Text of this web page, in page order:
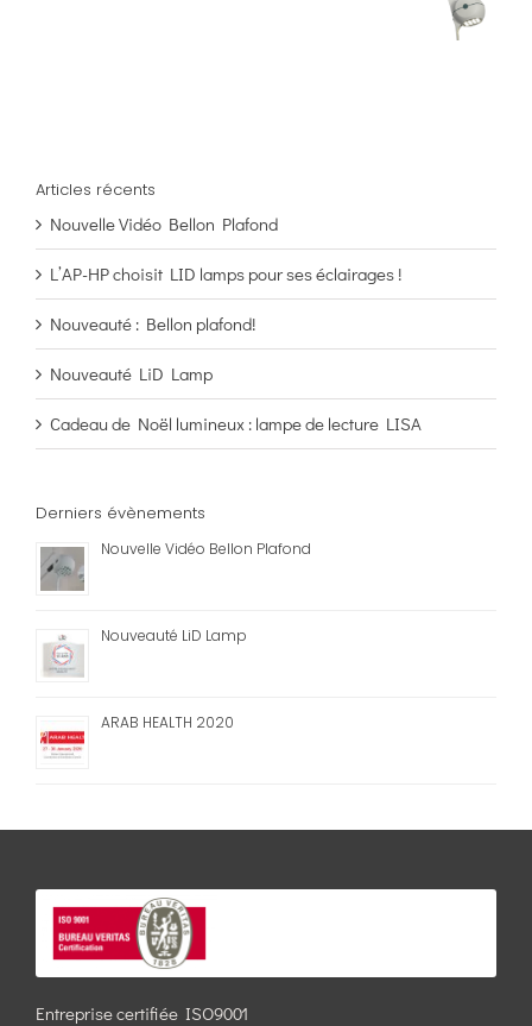
Articles récents
Nouvelle Vidéo Bellon Plafond
L’AP-HP choisit LID lamps pour ses éclairages !
Nouveauté : Bellon plafond!
Nouveauté LiD Lamp
Cadeau de Noël lumineux : lampe de lecture LISA
Derniers évènements
Nouvelle Vidéo Bellon Plafond
Nouveauté LiD Lamp
ARAB HEALTH 2020
Entreprise certifiée ISO9001